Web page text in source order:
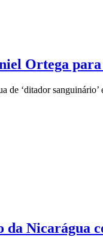
Ortega
de ‘ditador
Nicarágua